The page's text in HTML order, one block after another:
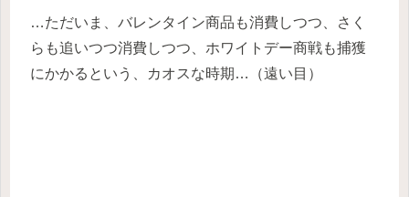
…ただいま、バレンタイン商品も消費しつつ、さく
らも追いつつ消費しつつ、ホワイトデー商戦も捕獲
にかかるという、カオスな時期…（遠い目）